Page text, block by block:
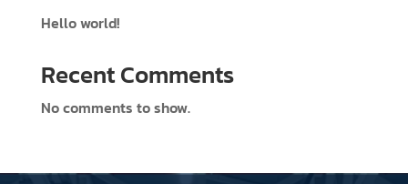
Hello world!
Recent Comments
No comments to show.